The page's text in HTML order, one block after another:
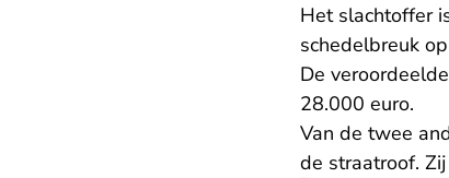
Het slachtoffer
schedelbreuk
De
28.000 euro.
Van de twee
de straatroof.